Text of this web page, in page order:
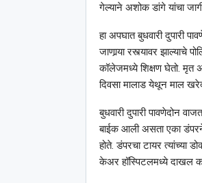
गेल्याने अशोक डांगे यांचा
हा अपघात बुधवारी दुपारी
जाणार्‍या रस्त्यावर झाल्याचे
कॉलेजमध्ये शिक्षण घेतो. मृत
दिवसा मालाड येथून माल
बुधवारी दुपारी पावणेदोन
बाईक आली असता एका डंपरने
होते. डंपरचा टायर त्यांच्या
केअर हॉस्पिटलमध्ये दाखल